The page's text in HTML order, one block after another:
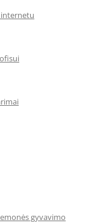
internetu
gyvavimo